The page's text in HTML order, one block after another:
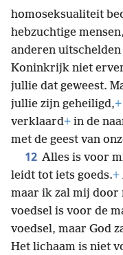
homoseksualiteit
hebzuchtige mensen,
anderen uitschelden
Koninkrijk niet
jullie dat geweest.
jullie zijn geheiligd,+
verklaard+ in de
met de geest van
12 Alles is voor
leidt tot iets goeds.+
maar ik zal mij door
voedsel is voor de
voedsel, maar God
Het lichaam is niet